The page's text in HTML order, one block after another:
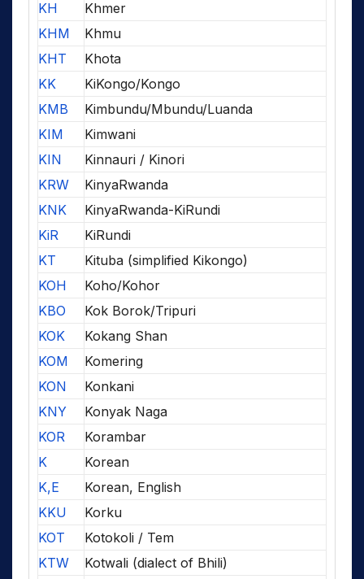
KH
Khmer
KHM
Khmu
KHT
Khota
KK
KiKongo/Kongo
KMB
Kimbundu/Mbundu/Luanda
KIM
Kimwani
KIN
Kinnauri / Kinori
KRW
KinyaRwanda
KNK
KinyaRwanda-KiRundi
KiR
KiRundi
KT
Kituba (simplified Kikongo)
KOH
Koho/Kohor
KBO
Kok Borok/Tripuri
KOK
Kokang Shan
KOM
Komering
KON
Konkani
KNY
Konyak Naga
KOR
Korambar
K
Korean
K,E
Korean, English
KKU
Korku
KOT
Kotokoli / Tem
KTW
Kotwali (dialect of Bhili)